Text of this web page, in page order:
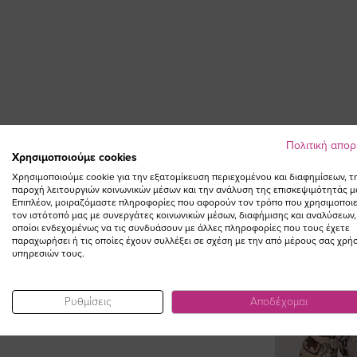
Πολιτική
Χρησιμοποιούμε cookies
Χρησιμοποιούμε cookie για την εξατομίκευση περιεχομένου και διαφημίσεων,
παροχή λειτουργιών κοινωνικών μέσων και την ανάλυση της επισκεψιμότητάς
Επιπλέον, μοιραζόμαστε πληροφορίες που αφορούν τον τρόπο που
τον ιστότοπό μας με συνεργάτες κοινωνικών μέσων, διαφήμισης και αναλύσεων,
οποίοι ενδεχομένως να τις συνδυάσουν με άλλες πληροφορίες που τους έχετε
παραχωρήσει ή τις οποίες έχουν συλλέξει σε σχέση με την από μέρους σας
υπηρεσιών τους.
Ρυθμίσεις Αποδέχομαι